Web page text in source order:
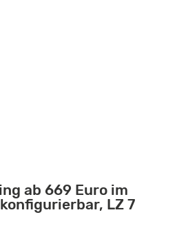
ab 669 Euro im
LZ 7